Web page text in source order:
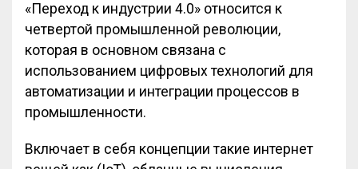
«Переход к индустрии 4.0» относится к
четвертой промышленной революции,
которая в основном связана с
использованием цифровых технологий для
автоматизации и интеграции процессов в
промышленности.
Включает в себя концепции такие интернет